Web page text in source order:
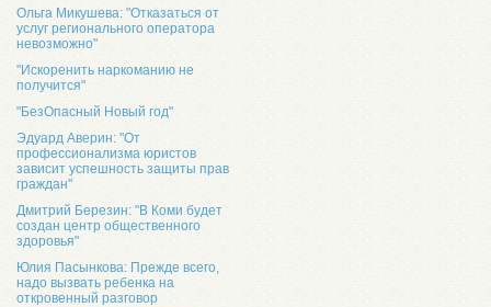
Ольга Микушева: "Отказаться от
услуг регионального оператора
невозможно"
"Искоренить наркоманию не
получится"
"БезОпасный Новый год"
Эдуард Аверин: "От
профессионализма юристов
зависит успешность защиты прав
граждан"
Дмитрий Березин: "В Коми будет
создан центр общественного
здоровья"
Юлия Пасынкова: Прежде всего,
надо вызвать ребенка на
откровенный разговор